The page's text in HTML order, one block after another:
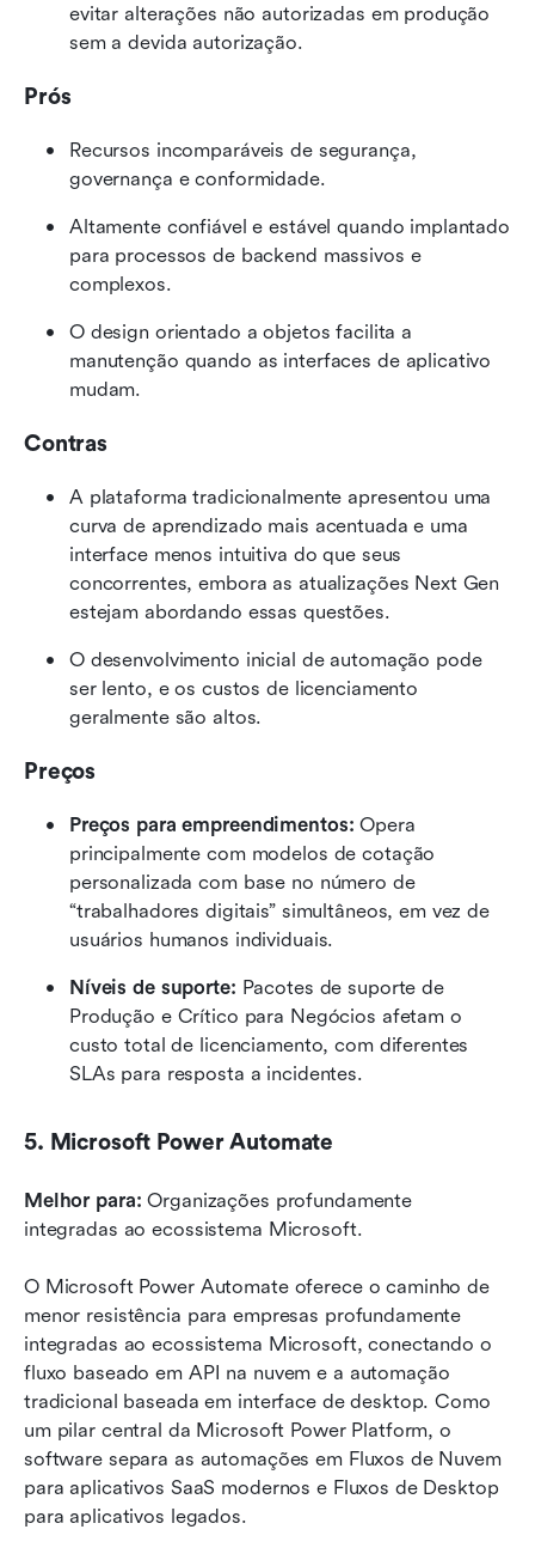
evitar alterações não autorizadas em produção
sem a devida autorização.
Prós
Recursos incomparáveis de segurança,
governança e conformidade.
Altamente confiável e estável quando implantado
para processos de backend massivos e
complexos.
O design orientado a objetos facilita a
manutenção quando as interfaces de aplicativo
mudam.
Contras
A plataforma tradicionalmente apresentou uma
curva de aprendizado mais acentuada e uma
interface menos intuitiva do que seus
concorrentes, embora as atualizações Next Gen
estejam abordando essas questões.
O desenvolvimento inicial de automação pode
ser lento, e os custos de licenciamento
geralmente são altos.
Preços
Preços para empreendimentos: Opera
principalmente com modelos de cotação
personalizada com base no número de
“trabalhadores digitais” simultâneos, em vez de
usuários humanos individuais.
Níveis de suporte: Pacotes de suporte de
Produção e Crítico para Negócios afetam o
custo total de licenciamento, com diferentes
SLAs para resposta a incidentes.
5. Microsoft Power Automate
Melhor para: Organizações profundamente
integradas ao ecossistema Microsoft.
O Microsoft Power Automate oferece o caminho de
menor resistência para empresas profundamente
integradas ao ecossistema Microsoft, conectando o
fluxo baseado em API na nuvem e a automação
tradicional baseada em interface de desktop. Como
um pilar central da Microsoft Power Platform, o
software separa as automações em Fluxos de Nuvem
para aplicativos SaaS modernos e Fluxos de Desktop
para aplicativos legados.